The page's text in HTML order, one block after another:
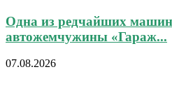
Одна из редчайших машин
автожемчужины «Гараж...
07.08.2026